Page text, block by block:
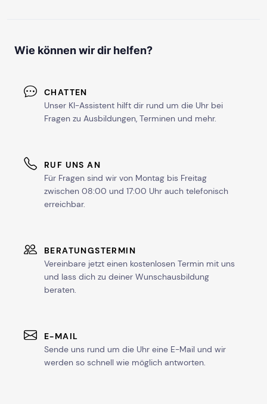
Wie können wir dir helfen?
CHATTEN
Unser KI-Assistent hilft dir rund um die Uhr bei
Fragen zu Ausbildungen, Terminen und mehr.
RUF UNS AN
Für Fragen sind wir von Montag bis Freitag
zwischen 08:00 und 17:00 Uhr auch telefonisch
erreichbar.
BERATUNGSTERMIN
Vereinbare jetzt einen kostenlosen Termin mit uns
und lass dich zu deiner Wunschausbildung
beraten.
E-MAIL
Sende uns rund um die Uhr eine E-Mail und wir
werden so schnell wie möglich antworten.